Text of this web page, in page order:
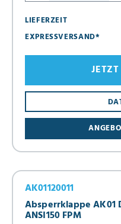
LIEFERZEIT
EXPRESSVERSAND*
Absperrklappe AK01
ANSI150 FPM
AK01120011